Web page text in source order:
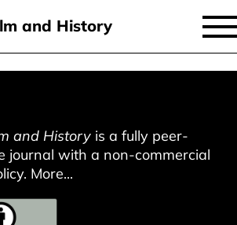
and History
and History is a fully peer-
journal with a non-commercial
More...